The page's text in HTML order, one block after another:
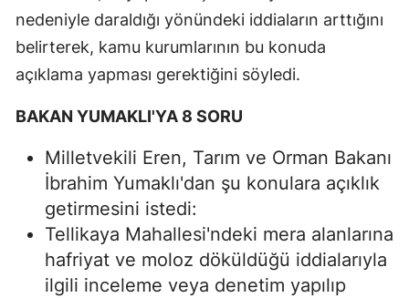
nedeniyle daraldığı yönündeki iddiaların arttığını
belirterek, kamu kurumlarının bu konuda
açıklama yapması gerektiğini söyledi.
BAKAN YUMAKLI'YA 8 SORU
Milletvekili Eren, Tarım ve Orman Bakanı
İbrahim Yumaklı'dan şu konulara açıklık
getirmesini istedi:
Tellikaya Mahallesi'ndeki mera alanlarına
hafriyat ve moloz döküldüğü iddialarıyla
ilgili inceleme veya denetim yapılıp